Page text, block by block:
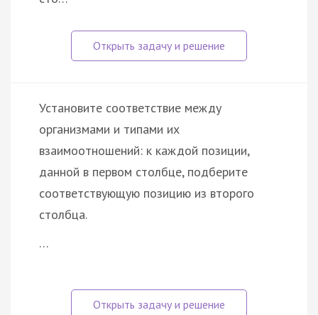
Установите соответствие между
организмами и типами их
взаимоотношений: к каждой позиции,
данной в первом столбце, подберите
соответствующую позицию из второго
столбца.
…